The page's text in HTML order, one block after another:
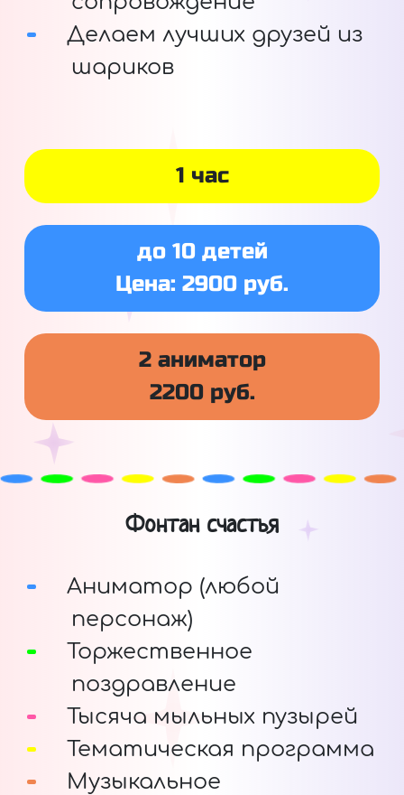
Делаем лучших друзей из
шариков
1 час
до 10 детей
Цена: 2900 руб.
2 аниматор
2200 руб.
Фонтан счастья
Аниматор (любой
персонаж)
Торжественное
поздравление
Тысяча мыльных пузырей
Тематическая программа
Музыкальное